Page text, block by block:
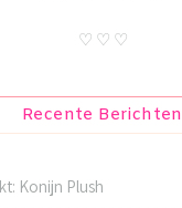
♡ ♡ ♡
Recente Berichten
Konijn Plush